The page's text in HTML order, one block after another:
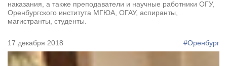
наказания, а также преподаватели и научные работники ОГУ,
Оренбургского института МГЮА, ОГАУ, аспиранты,
магистранты, студенты.
17 декабря 2018 #Оренбург